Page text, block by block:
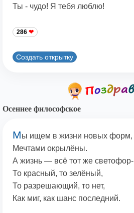
Ты - чудо! Я тебя люблю!
286
Создать открытку
Осеннее философское
Мы ищем в жизни новых форм,
Мечтами окрылёны.
А жизнь — всё тот же светофор-
То красный, то зелёный,
То разрешающий, то нет,
Как миг, как шанс последний.